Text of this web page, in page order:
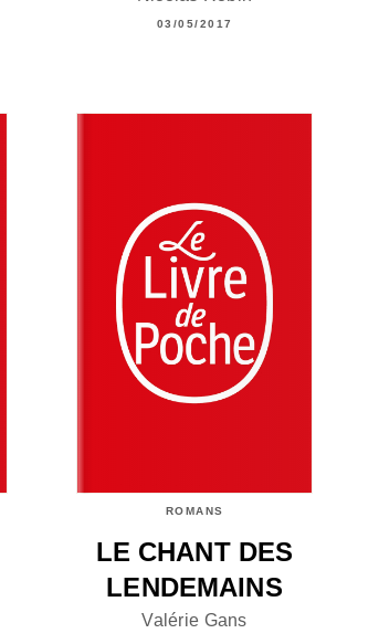
03/05/2017
ROMANS
LE CHANT DES
LENDEMAINS
Valérie Gans